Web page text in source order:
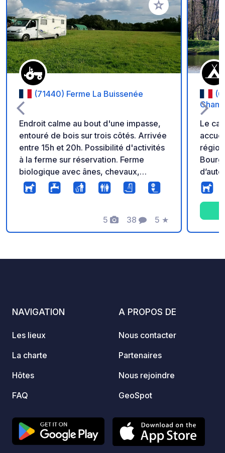
Ajouter à vos
(71440) Ferme La Buissenée
Endroit calme au bout d'une impasse,
entouré de bois sur trois côtés. Arrivée
entre 15h et 20h. Possibilité d'activités
à la ferme sur réservation. Ferme
biologique avec ânes, chevaux,
chèvres, chiens, chats et poules. Repas
sur réservation, à base de produits de
5
Photos
38
Commentaires
5
Note
★
Le
NAVIGATION
Les lieux
La charte
Hôtes
FAQ
A PROPOS DE
Nous contacter
Partenaires
Nous rejoindre
GeoSpot